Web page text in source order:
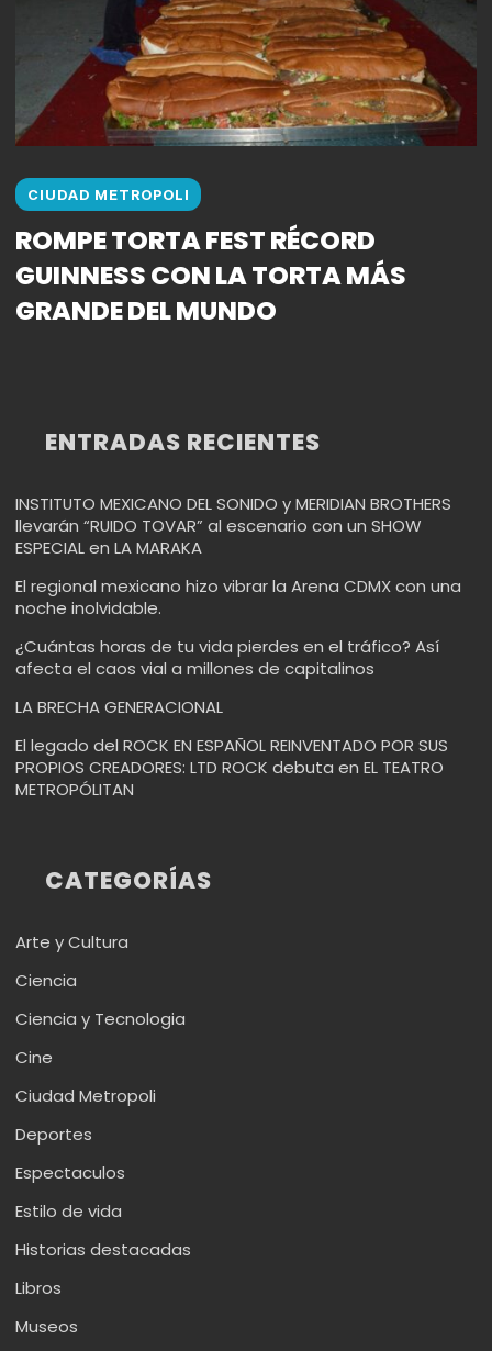
CIUDAD METROPOLI
ROMPE TORTA FEST RÉCORD
GUINNESS CON LA TORTA MÁS
GRANDE DEL MUNDO
ENTRADAS RECIENTES
INSTITUTO MEXICANO DEL SONIDO y MERIDIAN BROTHERS
llevarán “RUIDO TOVAR” al escenario con un SHOW
ESPECIAL en LA MARAKA
El regional mexicano hizo vibrar la Arena CDMX con una
noche inolvidable.
¿Cuántas horas de tu vida pierdes en el tráfico? Así
afecta el caos vial a millones de capitalinos
LA BRECHA GENERACIONAL
El legado del ROCK EN ESPAÑOL REINVENTADO POR SUS
PROPIOS CREADORES: LTD ROCK debuta en EL TEATRO
METROPÓLITAN
CATEGORÍAS
Arte y Cultura
Ciencia
Ciencia y Tecnologia
Cine
Ciudad Metropoli
Deportes
Espectaculos
Estilo de vida
Historias destacadas
Libros
Museos